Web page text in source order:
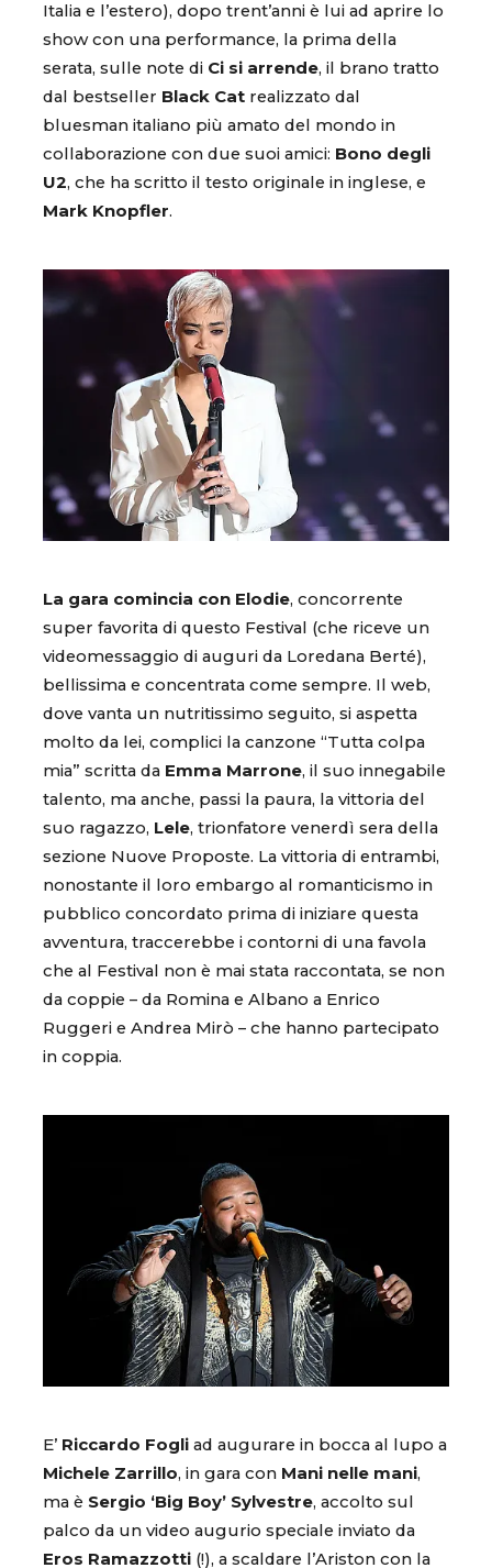
Italia e l’estero), dopo trent’anni è lui ad aprire lo
show con una performance, la prima della
serata, sulle note di Ci si arrende, il brano tratto
dal bestseller Black Cat realizzato dal
bluesman italiano più amato del mondo in
collaborazione con due suoi amici: Bono degli
U2, che ha scritto il testo originale in inglese, e
Mark Knopfler.
La gara comincia con Elodie, concorrente
super favorita di questo Festival (che riceve un
videomessaggio di auguri da Loredana Berté),
bellissima e concentrata come sempre. Il web,
dove vanta un nutritissimo seguito, si aspetta
molto da lei, complici la canzone “Tutta colpa
mia” scritta da Emma Marrone, il suo innegabile
talento, ma anche, passi la paura, la vittoria del
suo ragazzo, Lele, trionfatore venerdì sera della
sezione Nuove Proposte. La vittoria di entrambi,
nonostante il loro embargo al romanticismo in
pubblico concordato prima di iniziare questa
avventura, traccerebbe i contorni di una favola
che al Festival non è mai stata raccontata, se non
da coppie – da Romina e Albano a Enrico
Ruggeri e Andrea Mirò – che hanno partecipato
in coppia.
E’ Riccardo Fogli ad augurare in bocca al lupo a
Michele Zarrillo, in gara con Mani nelle mani,
ma è Sergio ‘Big Boy’ Sylvestre, accolto sul
palco da un video augurio speciale inviato da
Eros Ramazzotti (!), a scaldare l’Ariston con la